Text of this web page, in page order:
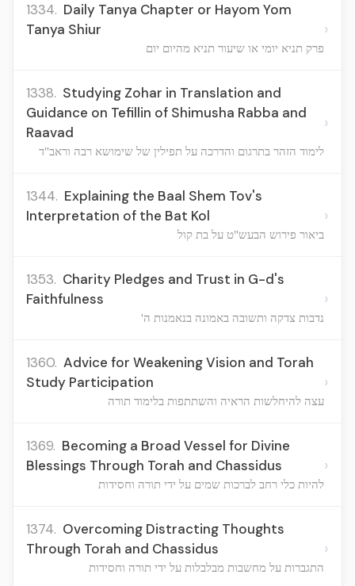
1334. Daily Tanya Chapter or Hayom Yom
Tanya Shiur
פרק תניא יומי או שיעור תניא מהיום יום
›
1338. Studying Zohar in Translation and
Guidance on Tefillin of Shimusha Rabba and
Raavad
לימוד הזהר בתרגום והדרכה על תפילין של שימושא רבה וראב"ד
›
1344. Explaining the Baal Shem Tov's
Interpretation of the Bat Kol
ביאור פירוש הבעש"ט על בת קול
›
1353. Charity Pledges and Trust in G-d's
Faithfulness
נדבות צדקה ותשובה באמונה בנאמנות ה'
›
1360. Advice for Weakening Vision and Torah
Study Participation
עצה להיחלשות הראיה והשתתפות בלימוד תורה
›
1369. Becoming a Broad Vessel for Divine
Blessings Through Torah and Chassidus
להיות כלי רחב לברכות שמים על ידי תורה וחסידות
›
1374. Overcoming Distracting Thoughts
Through Torah and Chassidus
התגברות על מחשבות מבלבלות על ידי תורה וחסידות
›